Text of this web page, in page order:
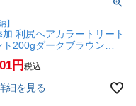
】
加 利尻ヘアカラートリート
ト200gダークブラウン
染毛料/利尻昆布エキス配
税込
細を見る